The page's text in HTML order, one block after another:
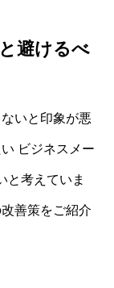
避けるべ
いと印象が悪
ビジネスメー
と考えていま
善策をご紹介